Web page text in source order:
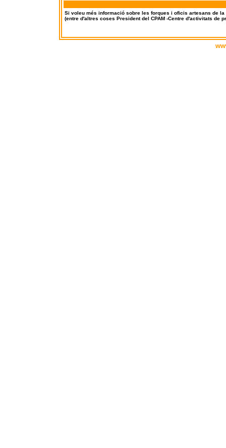
Si voleu més informació sobre les forques i oficis artesans de
(entre d'altres coses President del CPAM -Centre d'activitats de